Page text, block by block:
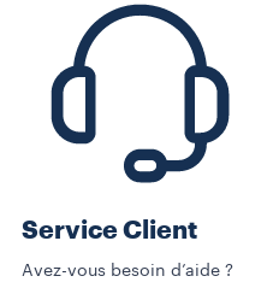
Service Client
Avez-vous besoin d’aide ?